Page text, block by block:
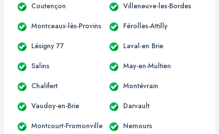
Coutençon Villeneuve-les-Bordes
Montceaux-lès-Provins Férolles-Attilly
Lésigny 77 Laval-en Brie
Salins May-en-Multien
Chalifert Montévrain
Vaudoy-en-Brie Darvault
Montcourt-Fromonville Nemours